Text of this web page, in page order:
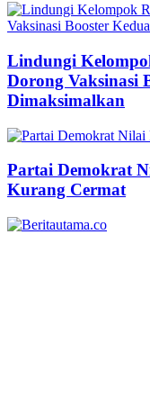
Lindungi
Dorong Vaksinasi
Dimaksimalkan
Partai Demokrat
Kurang Cermat